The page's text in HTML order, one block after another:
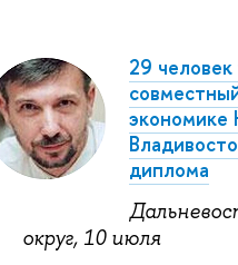
29
диплома
округ, 10 июля